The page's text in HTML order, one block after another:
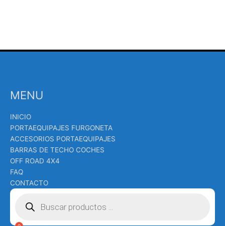
MENU
INICIO
PORTAEQUIPAJES FURGONETA
ACCESORIOS PORTAEQUIPAJES
BARRAS DE TECHO COCHES
OFF ROAD 4X4
FAQ
CONTACTO
Búsqueda
productos